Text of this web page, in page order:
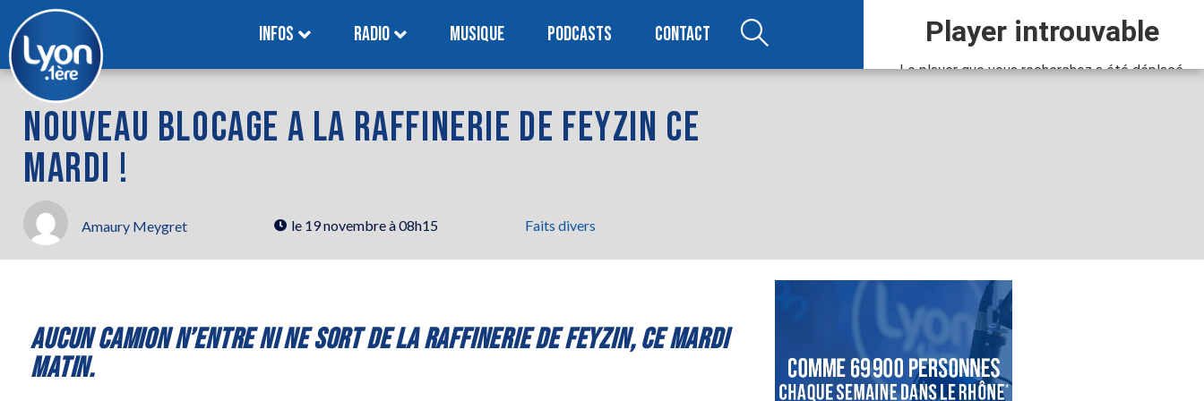
INFOS RADIO MUSIQUE PODCASTS CONTACT
NOUVEAU BLOCAGE A LA RAFFINERIE DE FEYZIN CE
MARDI !
Amaury Meygret le 19 novembre à 08h15 Faits divers
AUCUN CAMION N’ENTRE NI NE SORT DE LA RAFFINERIE DE FEYZIN, CE MARDI
MATIN.